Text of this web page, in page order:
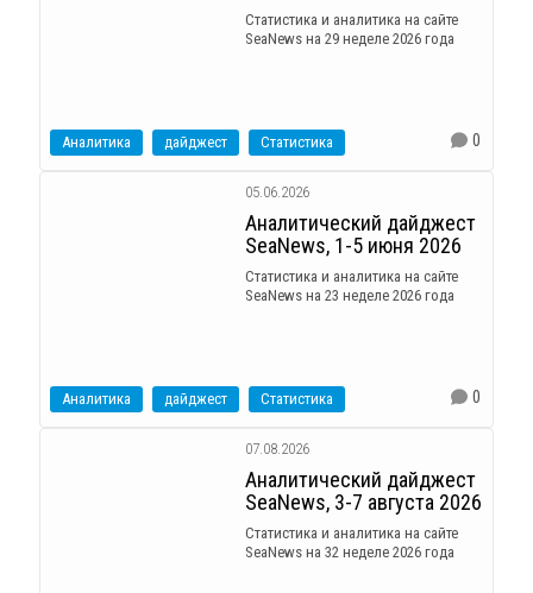
Статистика и аналитика на сайте
SeaNews на 29 неделе 2026 года
Аналитика дайджест Статистика 0
05.06.2026
Аналитический дайджест
SeaNews, 1-5 июня 2026
Статистика и аналитика на сайте
SeaNews на 23 неделе 2026 года
Аналитика дайджест Статистика 0
07.08.2026
Аналитический дайджест
SeaNews, 3-7 августа 2026
Статистика и аналитика на сайте
SeaNews на 32 неделе 2026 года